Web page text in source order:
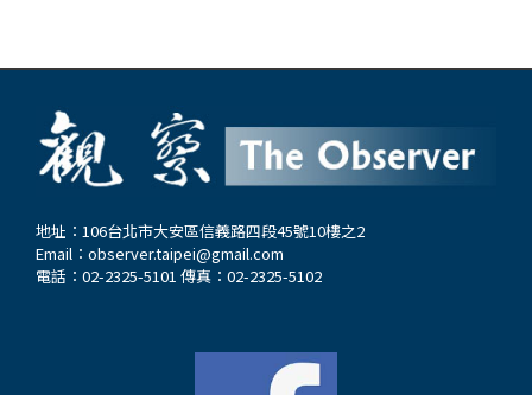
地址：106台北市大安區信義路四段45號10樓之2
Email： observer.taipei@gmail.com
電話：02-2325-5101 傳真：02-2325-5102